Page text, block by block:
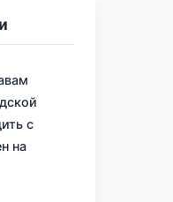
с
на